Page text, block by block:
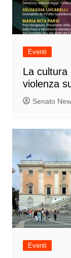
Eventi
La cultura
violenza
Senato
Eventi